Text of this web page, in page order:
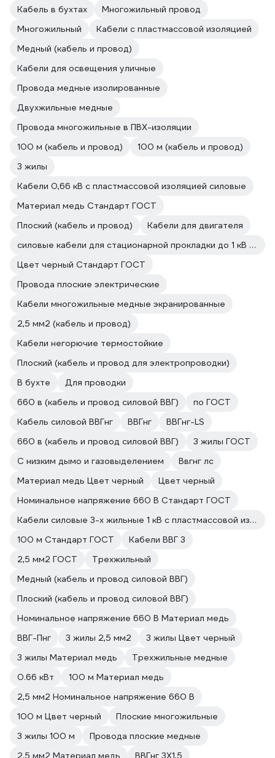
Кабель в бухтах
Многожильный провод
Многожильный
Кабели с пластмассовой изоляцией
Медный (кабель и провод)
Кабели для освещения уличные
Провода медные изолированные
Двухжильные медные
Провода многожильные в ПВХ-изоляции
100 м (кабель и провод)
100 м (кабель и провод)
3 жилы
Кабели 0,66 кВ с пластмассовой изоляцией силовые
Материал медь Стандарт ГОСТ
Плоский (кабель и провод)
Кабели для двигателя
силовые кабели для стационарной прокладки до 1 кВ с медной жилой
Цвет черный Стандарт ГОСТ
Провода плоские электрические
Кабели многожильные медные экранированные
2,5 мм2 (кабель и провод)
Кабели негорючие термостойкие
Плоский (кабель и провод для электропроводки)
В бухте
Для проводки
660 в (кабель и провод силовой ВВГ)
по ГОСТ
Кабель силовой ВВГнг
ВВГнг
ВВГнг-LS
660 в (кабель и провод силовой ВВГ)
3 жилы ГОСТ
С низким дымо и газовыделением
Ввгнг лс
Материал медь Цвет черный
Цвет черный
Номинальное напряжение 660 В Стандарт ГОСТ
Кабели силовые 3-х жильные 1 кВ с пластмассовой изоляцией
100 м Стандарт ГОСТ
Кабели ВВГ 3
2,5 мм2 ГОСТ
Трехжильный
Медный (кабель и провод силовой ВВГ)
Плоский (кабель и провод силовой ВВГ)
Номинальное напряжение 660 В Материал медь
ВВГ-Пнг
3 жилы 2,5 мм2
3 жилы Цвет черный
3 жилы Материал медь
Трехжильные медные
0.66 кВт
100 м Материал медь
2,5 мм2 Номинальное напряжение 660 В
100 м Цвет черный
Плоские многожильные
3 жилы 100 м
Провода плоские медные